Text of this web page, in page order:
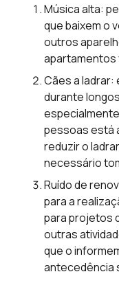
Música alta:
que baixem o
outros
apartamentos
Cães a ladrar:
durante
pessoas está
reduzir o
necessário
Ruído de
para a
para projetos
outras
que o
antecedência